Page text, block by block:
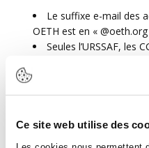
Ce site web utilise des
Le suffixe e-mail des
OETH est en «
Seules l’URSSAF, les
Pour les entreprises
OETH est votre